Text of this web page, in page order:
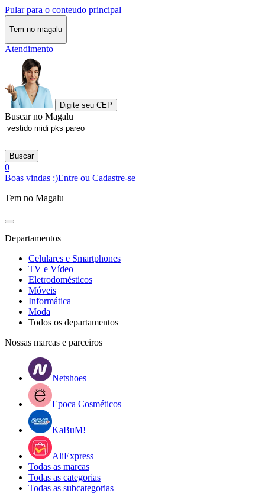
Pular para o conteudo principal
Tem no magalu
Atendimento
Digite seu CEP
Buscar no Magalu
Buscar
0
Boas vindas :)Entre ou Cadastre-se
Tem no Magalu
Departamentos
Celulares e Smartphones
TV e Vídeo
Eletrodomésticos
Móveis
Informática
Moda
Todos os departamentos
Nossas marcas e parceiros
Netshoes
Epoca Cosméticos
KaBuM!
AliExpress
Todas as marcas
Todas as categorias
Todas as subcategorias